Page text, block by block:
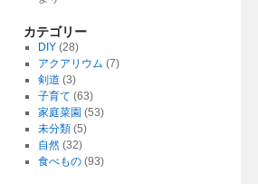
カテゴリー
DIY(28)
アクアリウム (7)
剣道 (3)
子育て (63)
家庭菜園 (53)
未分類(5)
自然(32)
食べもの(93)